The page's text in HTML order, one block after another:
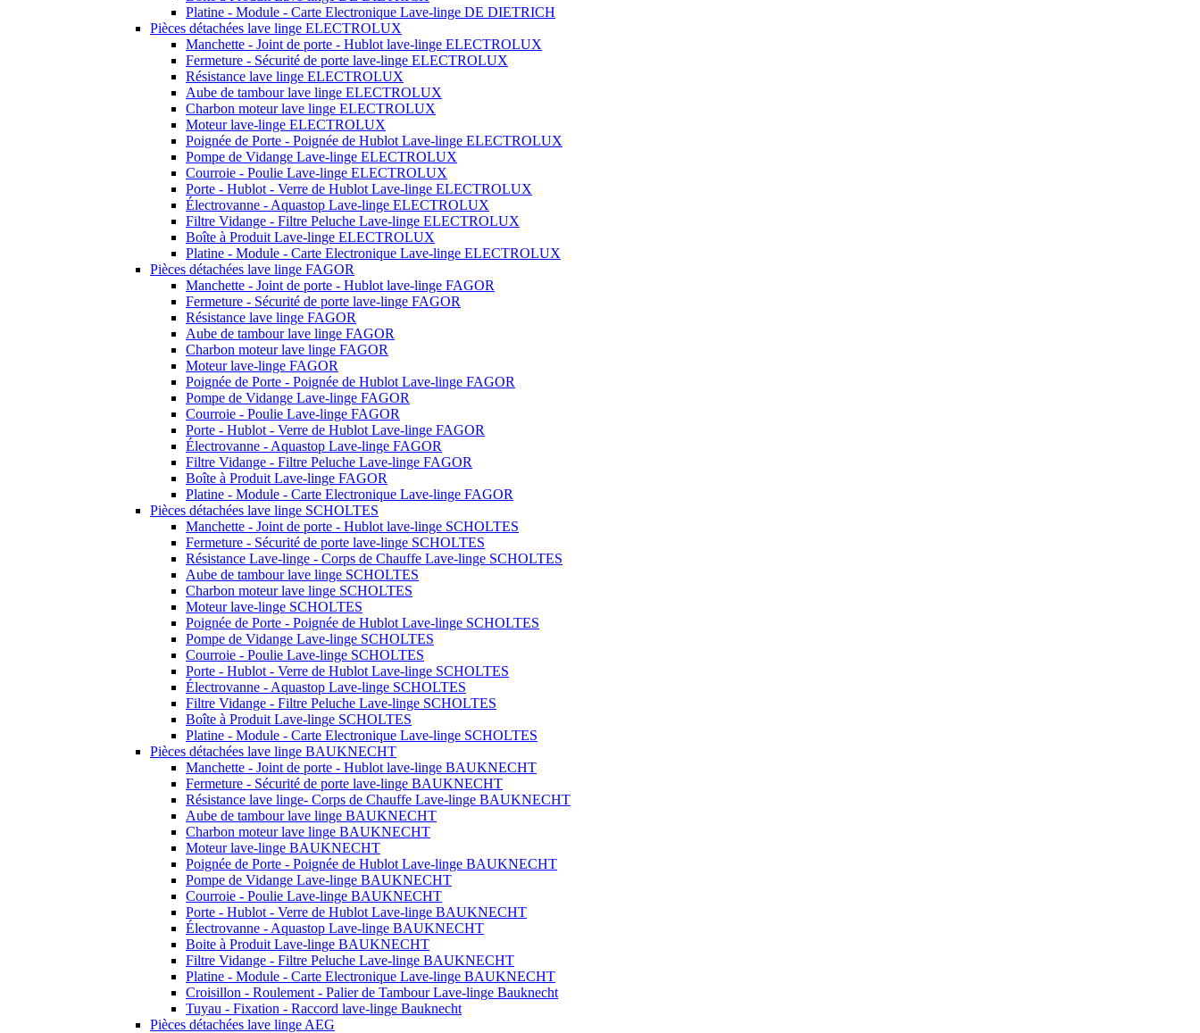
Platine - Module - Carte Electronique Lave-linge DE DIETRICH
Pièces détachées lave linge ELECTROLUX
Manchette - Joint de porte - Hublot lave-linge ELECTROLUX
Fermeture - Sécurité de porte lave-linge ELECTROLUX
Résistance lave linge ELECTROLUX
Aube de tambour lave linge ELECTROLUX
Charbon moteur lave linge ELECTROLUX
Moteur lave-linge ELECTROLUX
Poignée de Porte - Poignée de Hublot Lave-linge ELECTROLUX
Pompe de Vidange Lave-linge ELECTROLUX
Courroie - Poulie Lave-linge ELECTROLUX
Porte - Hublot - Verre de Hublot Lave-linge ELECTROLUX
Électrovanne - Aquastop Lave-linge ELECTROLUX
Filtre Vidange - Filtre Peluche Lave-linge ELECTROLUX
Boîte à Produit Lave-linge ELECTROLUX
Platine - Module - Carte Electronique Lave-linge ELECTROLUX
Pièces détachées lave linge FAGOR
Manchette - Joint de porte - Hublot lave-linge FAGOR
Fermeture - Sécurité de porte lave-linge FAGOR
Résistance lave linge FAGOR
Aube de tambour lave linge FAGOR
Charbon moteur lave linge FAGOR
Moteur lave-linge FAGOR
Poignée de Porte - Poignée de Hublot Lave-linge FAGOR
Pompe de Vidange Lave-linge FAGOR
Courroie - Poulie Lave-linge FAGOR
Porte - Hublot - Verre de Hublot Lave-linge FAGOR
Électrovanne - Aquastop Lave-linge FAGOR
Filtre Vidange - Filtre Peluche Lave-linge FAGOR
Boîte à Produit Lave-linge FAGOR
Platine - Module - Carte Electronique Lave-linge FAGOR
Pièces détachées lave linge SCHOLTES
Manchette - Joint de porte - Hublot lave-linge SCHOLTES
Fermeture - Sécurité de porte lave-linge SCHOLTES
Résistance Lave-linge - Corps de Chauffe Lave-linge SCHOLTES
Aube de tambour lave linge SCHOLTES
Charbon moteur lave linge SCHOLTES
Moteur lave-linge SCHOLTES
Poignée de Porte - Poignée de Hublot Lave-linge SCHOLTES
Pompe de Vidange Lave-linge SCHOLTES
Courroie - Poulie Lave-linge SCHOLTES
Porte - Hublot - Verre de Hublot Lave-linge SCHOLTES
Électrovanne - Aquastop Lave-linge SCHOLTES
Filtre Vidange - Filtre Peluche Lave-linge SCHOLTES
Boîte à Produit Lave-linge SCHOLTES
Platine - Module - Carte Electronique Lave-linge SCHOLTES
Pièces détachées lave linge BAUKNECHT
Manchette - Joint de porte - Hublot lave-linge BAUKNECHT
Fermeture - Sécurité de porte lave-linge BAUKNECHT
Résistance lave linge- Corps de Chauffe Lave-linge BAUKNECHT
Aube de tambour lave linge BAUKNECHT
Charbon moteur lave linge BAUKNECHT
Moteur lave-linge BAUKNECHT
Poignée de Porte - Poignée de Hublot Lave-linge BAUKNECHT
Pompe de Vidange Lave-linge BAUKNECHT
Courroie - Poulie Lave-linge BAUKNECHT
Porte - Hublot - Verre de Hublot Lave-linge BAUKNECHT
Électrovanne - Aquastop Lave-linge BAUKNECHT
Boite à Produit Lave-linge BAUKNECHT
Filtre Vidange - Filtre Peluche Lave-linge BAUKNECHT
Platine - Module - Carte Electronique Lave-linge BAUKNECHT
Croisillon - Roulement - Palier de Tambour Lave-linge Bauknecht
Tuyau - Fixation - Raccord lave-linge Bauknecht
Pièces détachées lave linge AEG